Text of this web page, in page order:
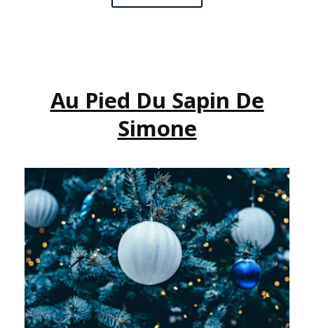
CALENDRIER
INSPIRANTES
–
DEUXIÈME
PARTIE
Au Pied Du Sapin De
Simone